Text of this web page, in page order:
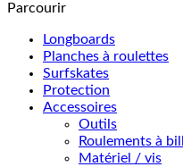
Parcourir
Longboards
Planches à roulettes
Surfskates
Protection
Accessoires
Outils
Roulements à
Matériel / vis